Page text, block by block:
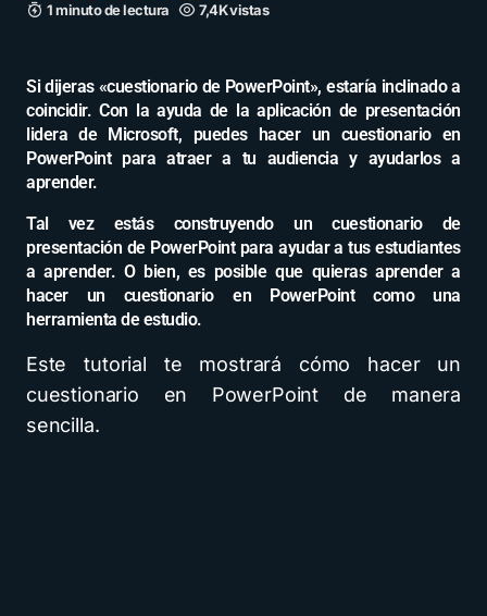
1 minuto de lectura 7,4K vistas
Si dijeras «cuestionario de PowerPoint», estaría inclinado a
coincidir. Con la ayuda de la aplicación de presentación
lidera de Microsoft, puedes hacer un cuestionario en
PowerPoint para atraer a tu audiencia y ayudarlos a
aprender.
Tal vez estás construyendo un cuestionario de
presentación de PowerPoint para ayudar a tus estudiantes
a aprender. O bien, es posible que quieras aprender a
hacer un cuestionario en PowerPoint como una
herramienta de estudio.
Este tutorial te mostrará cómo hacer un
cuestionario en PowerPoint de manera
sencilla.